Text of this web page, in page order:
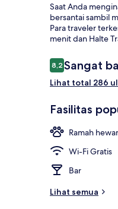
Saat Anda
bersantai sambil
Para traveler
menit dan Halte
Ulasan
8,28,2 dari 10
Sangat
Lihat total 286
Fasilitas
Ramah
Wi-Fi Gratis
Bar
Lihat semua